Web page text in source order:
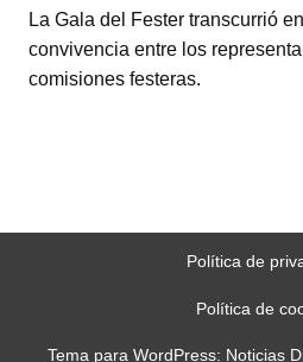
La Gala del Fester transcurrió
convivencia entre los
comisiones festeras.
Política de
Política de
Tema para WordPress: Noticias